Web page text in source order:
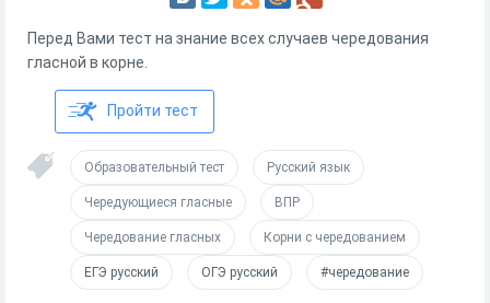
Перед Вами тест на знание всех случаев чередования
гласной в корне.
Пройти тест
Образовательный тест Русский язык
Чередующиеся гласные ВПР
Чередование гласных Корни с чередованием
ЕГЭ русский ОГЭ русский #чередование